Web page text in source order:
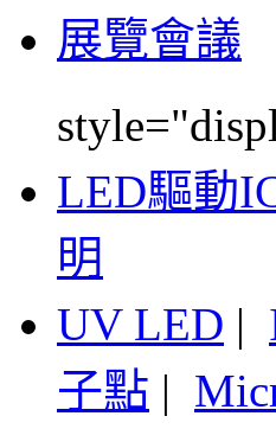
展覽會議
LED驅動
明
UV LED |
子點 |